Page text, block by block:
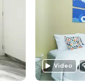
Video